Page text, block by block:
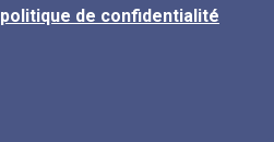
politique de confidentialité